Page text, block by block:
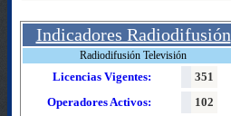
Indicadores Radiodifusión
Radiodifusión Televisión
Licencias Vigentes:
351
Operadores Activos:
102